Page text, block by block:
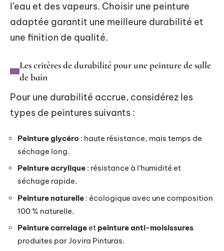
l’eau et des vapeurs. Choisir une peinture
adaptée garantit une meilleure durabilité et
une finition de qualité.
Les critères de durabilité pour une peinture de salle
de bain
Pour une durabilité accrue, considérez les
types de peintures suivants :
Peinture glycéro : haute résistance, mais temps de
séchage long.
Peinture acrylique : résistance à l’humidité et
séchage rapide.
Peinture naturelle : écologique avec une composition
100 % naturelle.
Peinture carrelage et peinture anti-moisissures
produites par Jovira Pinturas.